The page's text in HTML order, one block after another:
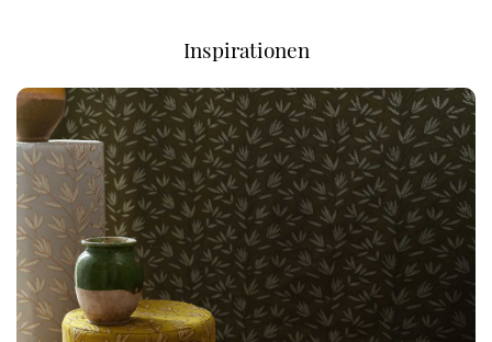
Inspirationen